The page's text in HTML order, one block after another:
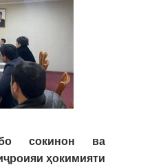
сокинон ва
ҳокимияти